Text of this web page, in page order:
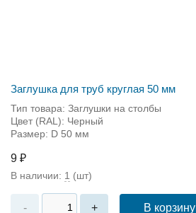
Заглушка для труб круглая 50 мм
Тип товара: Заглушки на столбы
Цвет (RAL): Черный
Размер: D 50 мм
9 ₽
В наличии: 1 (шт)
- + В корзину